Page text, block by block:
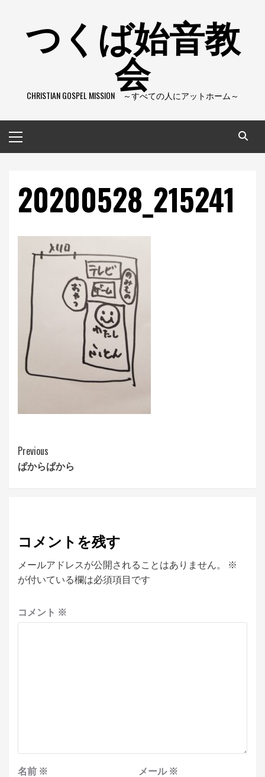
つくば始音教
会
CHRISTIAN GOSPEL MISSION ～すべての人にアットホーム～
イ
ン
20200528_215241
Continue
Reading
Previous
ぱからぱから
コメントを残す
メールアドレスが公開されることはありません。
※
が付いている欄は必須項目です
コメント ※
名前 ※ メール ※